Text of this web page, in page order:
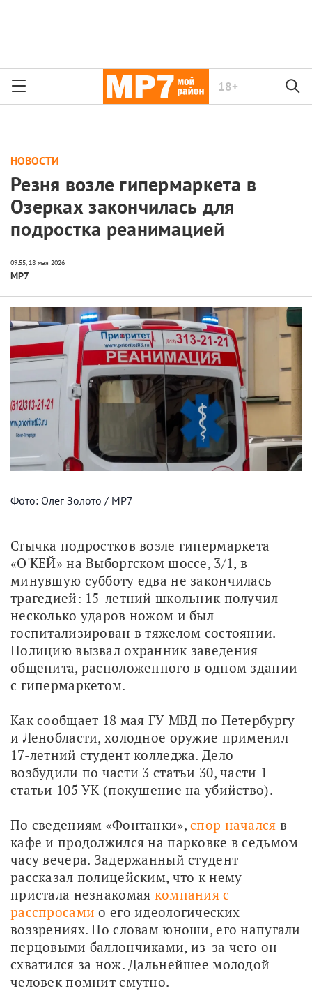
18+
НОВОСТИ
Резня возле гипермаркета в
Озерках закончилась для
подростка реанимацией
МР7
Фото: Олег Золото / МР7
Стычка подростков возле гипермаркета
«О'КЕЙ» на Выборгском шоссе, 3/1, в
минувшую субботу едва не закончилась
трагедией: 15-летний школьник получил
несколько ударов ножом и был
госпитализирован в тяжелом состоянии.
Полицию вызвал охранник заведения
общепита, расположенного в одном здании
с гипермаркетом.
Как сообщает 18 мая ГУ МВД по Петербургу
и Ленобласти, холодное оружие применил
17-летний студент колледжа. Дело
возбудили по части 3 статьи 30, части 1
статьи 105 УК (покушение на убийство).
По сведениям «Фонтанки», спор начался в
кафе и продолжился на парковке в седьмом
часу вечера. Задержанный студент
рассказал полицейским, что к нему
пристала незнакомая компания с
расспросами о его идеологических
воззрениях. По словам юноши, его напугали
перцовыми баллончиками, из-за чего он
схватился за нож. Дальнейшее молодой
человек помнит смутно.